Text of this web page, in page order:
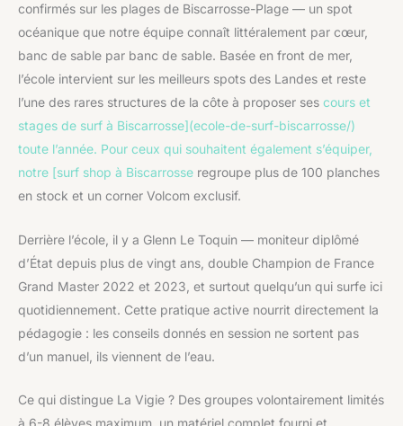
confirmés sur les plages de Biscarrosse-Plage — un spot
océanique que notre équipe connaît littéralement par cœur,
banc de sable par banc de sable. Basée en front de mer,
l’école intervient sur les meilleurs spots des Landes et reste
l’une des rares structures de la côte à proposer ses cours et
stages de surf à Biscarrosse](ecole-de-surf-biscarrosse/)
toute l’année. Pour ceux qui souhaitent également s’équiper,
notre [surf shop à Biscarrosse regroupe plus de 100 planches
en stock et un corner Volcom exclusif.
Derrière l’école, il y a Glenn Le Toquin — moniteur diplômé
d’État depuis plus de vingt ans, double Champion de France
Grand Master 2022 et 2023, et surtout quelqu’un qui surfe ici
quotidiennement. Cette pratique active nourrit directement la
pédagogie : les conseils donnés en session ne sortent pas
d’un manuel, ils viennent de l’eau.
Ce qui distingue La Vigie ? Des groupes volontairement limités